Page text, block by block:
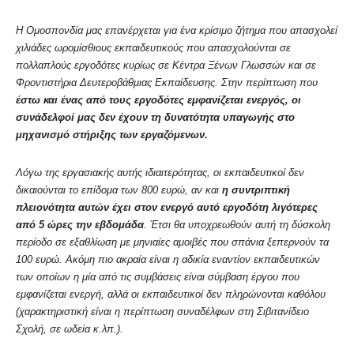
Η Ομοσπονδία μας επανέρχεται για ένα κρίσιμο ζήτημα που απασχολεί
χιλιάδες ωρομίσθιους εκπαιδευτικούς που απασχολούνται σε
πολλαπλούς εργοδότες κυρίως σε Κέντρα Ξένων Γλωσσών και σε
Φροντιστήρια Δευτεροβάθμιας Εκπαίδευσης. Στην περίπτωση που
έστω και ένας από τους εργοδότες εμφανίζεται ενεργός, οι
συνάδελφοί μας δεν έχουν τη δυνατότητα υπαγωγής στο
μηχανισμό στήριξης των εργαζόμενων.
Λόγω της εργασιακής αυτής ιδιαιτερότητας, οι εκπαιδευτικοί δεν
δικαιούνται το επίδομα των 800 ευρώ, αν και η συντριπτική
πλειονότητα αυτών έχει στον ενεργό αυτό εργοδότη λιγότερες
από 5 ώρες την εβδομάδα. Έτσι θα υποχρεωθούν αυτή τη δύσκολη
περίοδο σε εξαθλίωση με μηνιαίες αμοιβές που σπάνια ξεπερνούν τα
100 ευρώ. Ακόμη πιο ακραία είναι η αδικία εναντίον εκπαιδευτικών
των οποίων η μία από τις συμβάσεις είναι σύμβαση έργου που
εμφανίζεται ενεργή, αλλά οι εκπαιδευτικοί δεν πληρώνονται καθόλου
(χαρακτηριστική είναι η περίπτωση συναδέλφων στη Σιβιτανίδειο
Σχολή, σε ωδεία κ.λπ.).